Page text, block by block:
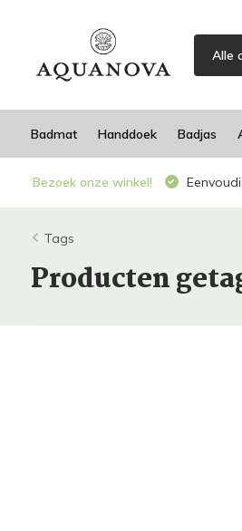
Alle
Badmat Handdoek Badjas
Bezoek onze winkel!
Tags
Producten